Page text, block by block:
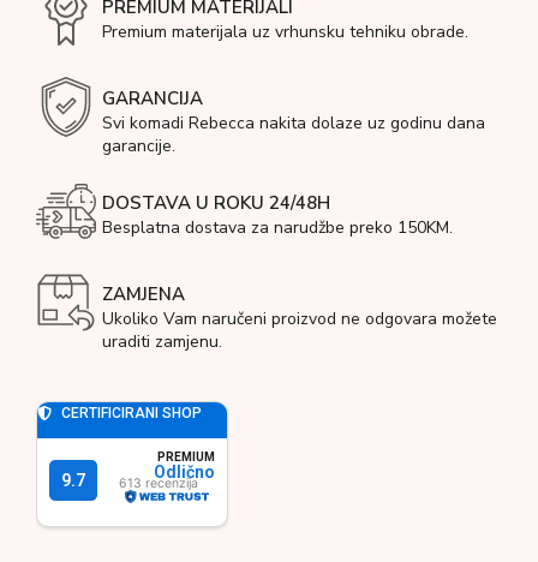
PREMIUM MATERIJALI
Premium materijala uz vrhunsku tehniku obrade.
GARANCIJA
Svi komadi Rebecca nakita dolaze uz godinu dana
garancije.
DOSTAVA U ROKU 24/48H
Besplatna dostava za narudžbe preko 150KM.
ZAMJENA
Ukoliko Vam naručeni proizvod ne odgovara možete
uraditi zamjenu.